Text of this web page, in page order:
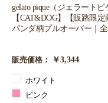
gelato pique（ジェラートピ
【CAT&DOG】【販路限定
パンダ柄プルオーバー｜
販売価格： ￥3,344
ホワイト
ピンク